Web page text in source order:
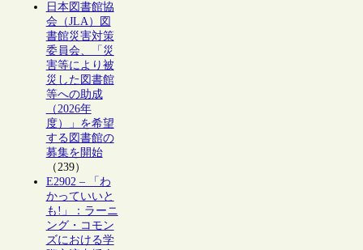
日本図書館協
会（JLA）図
書館災害対策
委員会、「災
害等により被
災した図書館
等への助成
（2026年
度）」を希望
する図書館の
募集を開始
（239）
E2902 – 「わ
かっていいと
も!」：ラーニ
ング・コモン
ズにおける学